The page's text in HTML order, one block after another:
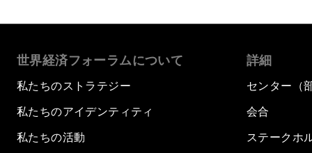
世界経済フォーラムについて
私たちのストラテジー
私たちのアイデンティティ
私たちの活動
詳細
センター（
会合
ステークホ